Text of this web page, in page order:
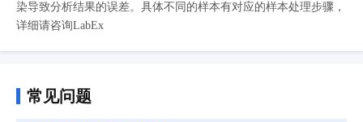
染导致分析结果的误差。具体不同的样本有对应的样本处理步骤，
详细请咨询LabEx
常见问题